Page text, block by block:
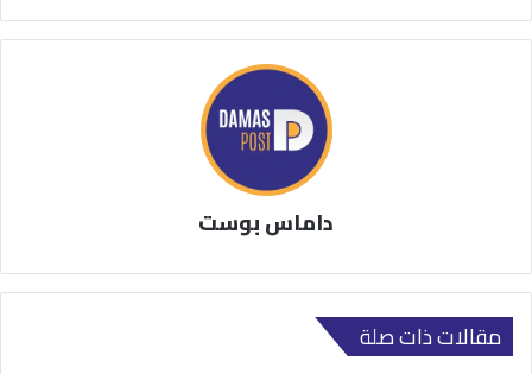
داماس بوست
مقالات ذات صلة